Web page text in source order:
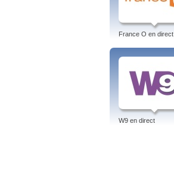
France O en direct
W9 en direct